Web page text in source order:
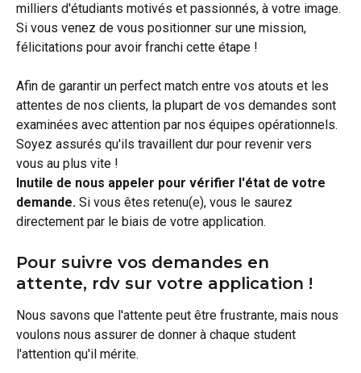
milliers d'étudiants motivés et passionnés, à votre image.
Si vous venez de vous positionner sur une mission,
félicitations pour avoir franchi cette étape !
Afin de garantir un perfect match entre vos atouts et les
attentes de nos clients, la plupart de vos demandes sont
examinées avec attention par nos équipes opérationnels.
Soyez assurés qu'ils travaillent dur pour revenir vers
vous au plus vite !
Inutile de nous appeler pour vérifier l'état de votre
demande. Si vous êtes retenu(e), vous le saurez
directement par le biais de votre application.
Pour suivre vos demandes en
attente, rdv sur votre application !
Nous savons que l'attente peut être frustrante, mais nous
voulons nous assurer de donner à chaque student
l'attention qu'il mérite.